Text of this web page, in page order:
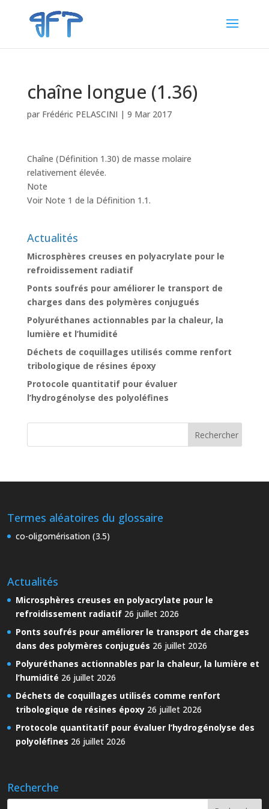
chaîne longue (1.36)
par Frédéric PELASCINI | 9 Mar 2017
Chaîne (Définition 1.30) de masse molaire
relativement élevée.
Note
Voir Note 1 de la Définition 1.1.
Actualités
Microsphères creuses en polyacrylate pour le
refroidissement radiatif
Ponts soufrés pour améliorer le transport de
charges dans des polymères conjugués
Polyuréthanes actionnables par la chaleur, la
lumière et l’humidité
Déchets de coquillages utilisés comme renfort
tribologique de résines époxy
Protocole quantitatif pour évaluer
l’hydrogénolyse des polyoléfines
Termes aléatoires du glossaire
co-oligomérisation (3.5)
Actualités
Microsphères creuses en polyacrylate pour le
refroidissement radiatif 26 juillet 2026
Ponts soufrés pour améliorer le transport de charges
dans des polymères conjugués 26 juillet 2026
Polyuréthanes actionnables par la chaleur, la lumière et
l’humidité 26 juillet 2026
Déchets de coquillages utilisés comme renfort
tribologique de résines époxy 26 juillet 2026
Protocole quantitatif pour évaluer l’hydrogénolyse des
polyoléfines 26 juillet 2026
Recherche